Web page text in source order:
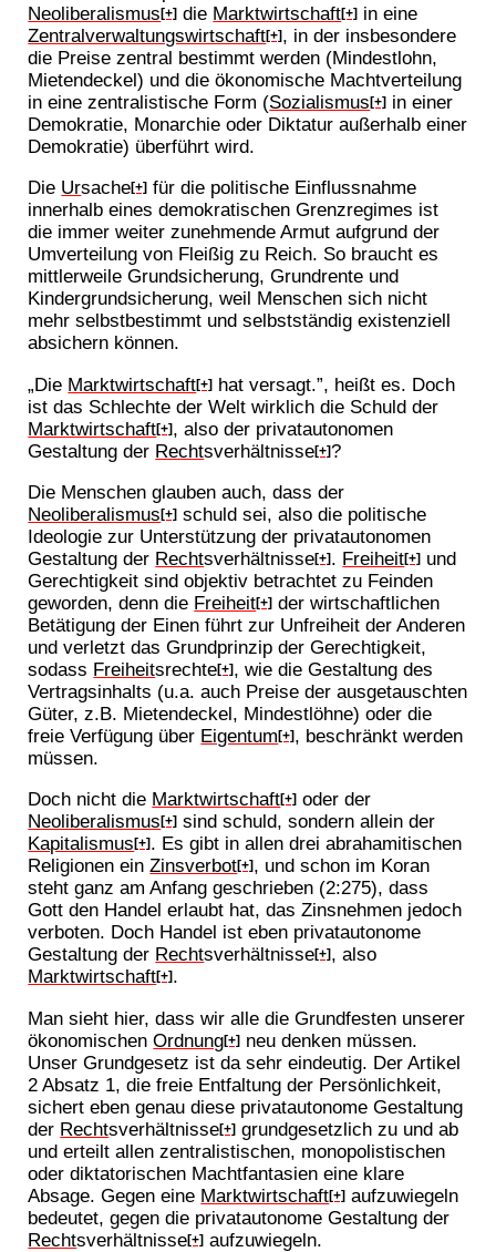
Neoliberalismus[+] die Marktwirtschaft[+] in eine
Zentralverwaltungswirtschaft[+] , in der insbesondere
die Preise zentral bestimmt werden (Mindestlohn,
Mietendeckel) und die ökonomische Machtverteilung
in eine zentralistische Form (Sozialismus[+] in einer
Demokratie, Monarchie oder Diktatur außerhalb einer
Demokratie) überführt wird.
Die Ursache[+] für die politische Einflussnahme
innerhalb eines demokratischen Grenzregimes ist
die immer weiter zunehmende Armut aufgrund der
Umverteilung von Fleißig zu Reich. So braucht es
mittlerweile Grundsicherung, Grundrente und
Kindergrundsicherung, weil Menschen sich nicht
mehr selbstbestimmt und selbstständig existenziell
absichern können.
„Die Marktwirtschaft[+] hat versagt.”, heißt es. Doch
ist das Schlechte der Welt wirklich die Schuld der
Marktwirtschaft[+], also der privatautonomen
Gestaltung der Rechtsverhältnisse[+]?
Die Menschen glauben auch, dass der
Neoliberalismus[+] schuld sei, also die politische
Ideologie zur Unterstützung der privatautonomen
Gestaltung der Rechtsverhältnisse[+]. Freiheit[+] und
Gerechtigkeit sind objektiv betrachtet zu Feinden
geworden, denn die Freiheit[+] der wirtschaftlichen
Betätigung der Einen führt zur Unfreiheit der Anderen
und verletzt das Grundprinzip der Gerechtigkeit,
sodass Freiheitsrechte[+], wie die Gestaltung des
Vertragsinhalts (u.a. auch Preise der ausgetauschten
Güter, z.B. Mietendeckel, Mindestlöhne) oder die
freie Verfügung über Eigentum[+], beschränkt werden
müssen.
Doch nicht die Marktwirtschaft[+] oder der
Neoliberalismus[+] sind schuld, sondern allein der
Kapitalismus[+] . Es gibt in allen drei abrahamitischen
Religionen einZinsverbot[+] , und schon im Koran
steht ganz am Anfang geschrieben (2:275), dass
Gott den Handel erlaubt hat, das Zinsnehmen jedoch
verboten. Doch Handel ist eben privatautonome
Gestaltung der Rechtsverhältnisse[+] , also
Marktwirtschaft[+] .
Man sieht hier, dass wir alle die Grundfesten unserer
ökonomischenOrdnung[+] neu denken müssen.
Unser Grundgesetz ist da sehr eindeutig. Der Artikel
2 Absatz 1, die freie Entfaltung der Persönlichkeit,
sichert eben genau diese privatautonome Gestaltung
der Rechtsverhältnisse[+] grundgesetzlich zu und ab
und erteilt allen zentralistischen, monopolistischen
oder diktatorischen Machtfantasien eine klare
Absage. Gegen eine Marktwirtschaft[+] aufzuwiegeln
bedeutet, gegen die privatautonome Gestaltung der
Rechtsverhältnisse[+] aufzuwiegeln.